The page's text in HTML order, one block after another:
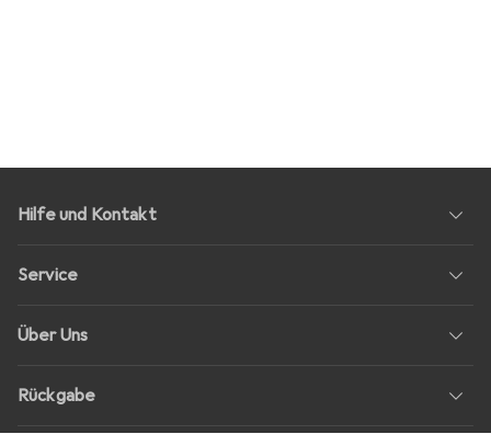
Hilfe und Kontakt
Service
Über Uns
Rückgabe